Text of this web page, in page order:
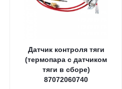
Датчик контроля тяги
(термопара с датчиком
тяги в сборе)
87072060740